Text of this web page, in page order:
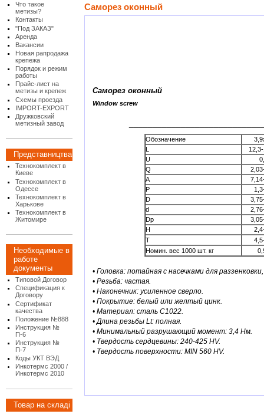
Что такое
метизы?
Контакты
"Под ЗАКАЗ"
Аренда
Вакансии
Новая рапродажа
крепежа
Порядок и режим
работы
Прайс-лист на
метизы и крепеж
Схемы проезда
IMPORT-EXPORT
Дружковский
метизный завод
Представництва
Технокомплект в
Киеве
Технокомплект в
Одессе
Технокомплект в
Харькове
Технокомплект в
Житомире
Необходимые в
работе
документы
Типовой Договор
Спецификация к
Договору
Сертификат
качества
Положение №888
Инструкция №
П-6
Инструкция №
П-7
Коды УКТ ВЭД
Инкотермс 2000 /
Инкотермс 2010
Товар на складі
Саморез оконный
Саморез оконный
Window screw
Обозначение
U
Q
A
P
D
d
Dp
H
T
Номин. вес 1000 шт. кг
• Головка: потайная с насечками для
• Резьба: частая.
• Наконечник: усиленное сверло.
• Покрытие: белый или желтый цинк.
• Материал: сталь С1022.
• Длина резьбы Lt: полная.
• Минимальный разрушающий момент: 3,4 Hм.
• Твердость сердцевины: 240-425 HV.
• Твердость поверхности: MIN 560 HV.